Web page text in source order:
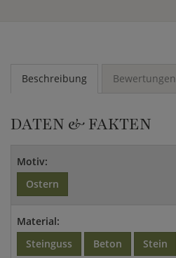
Beschreibung Bewertungen
DATEN & FAKTEN
Motiv:
Ostern
Material:
Steinguss
Beton Stein